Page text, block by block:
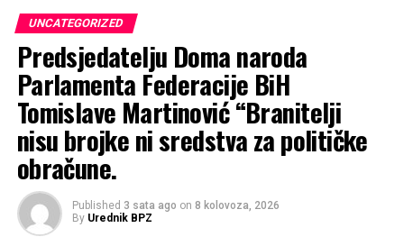
Počivao u miru Božjem.
RELATED TOPICS:
UP NEXT
Ferdo Vukoja-Lazarević pola stoljeća- vani a od 15-
godine ga progonili zbog hrvatstva
DON'T MISS
Nastavak zajedničkog djelovanja na zaštiti političkih i
UNCATEGORIZED
Predsjedatelju Doma naroda
Parlamenta Federacije BiH
Tomislave Martinović “Branitelji
nisu brojke ni sredstva za političke
obračune.
Published 3 sata ago on 8 kolovoza, 2026
By Urednik BPZ